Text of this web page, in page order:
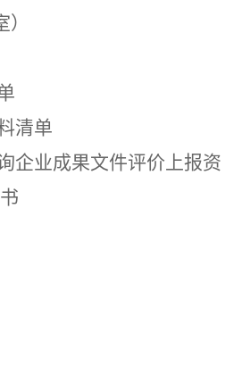
清单
企业成果文件评价上报资